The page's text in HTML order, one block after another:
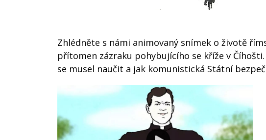
Zhlédněte s námi animovaný snímek o životě
přítomen zázraku pohybujícího se kříže v
se musel naučit a jak komunistická Státní